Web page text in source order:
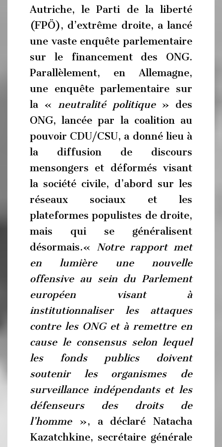
Autriche, le Parti de la liberté
(FPÖ), d’extrême droite, a lancé
une vaste enquête parlementaire
sur le financement des ONG.
Parallèlement, en Allemagne,
une enquête parlementaire sur
la « neutralité politique» des
ONG, lancée par la coalition au
pouvoir CDU/CSU, a donné lieu à
la diffusion de discours
mensongers et déformés visant
la société civile, d’abord sur les
réseaux sociaux et les
plateformes populistes de droite,
mais qui se généralisent
désormais.« Notre rapport met
en lumière une nouvelle
offensive au sein du Parlement
européen visant à
institutionnaliser les attaques
contre les ONG et à remettre en
cause le consensus selon lequel
les fonds publics doivent
soutenir les organismes de
surveillance indépendants et les
défenseurs des droits de
l’homme», a déclaré Natacha
Kazatchkine, secrétaire générale